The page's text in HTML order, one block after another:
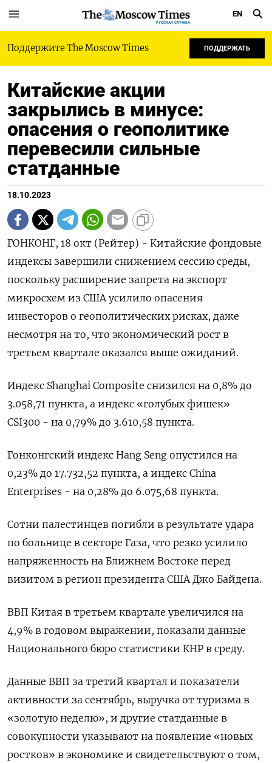
РУССКАЯ СЛУЖБА
EN
Поддержите The Moscow Times ПОДДЕРЖАТЬ
Китайские акции
закрылись в минусе:
опасения о геополитике
перевесили сильные
статданные
18.10.2023
ГОНКОНГ, 18 окт (Рейтер) - Китайские фондовые
индексы завершили снижением сессию среды,
поскольку расширение запрета на экспорт
микросхем из США усилило опасения
инвесторов о геополитических рисках, даже
несмотря на то, что экономический рост в
третьем квартале оказался выше ожиданий.
Индекс Shanghai Composite снизился на 0,8% до
3.058,71 пункта, а индекс «голубых фишек»
CSI300 - на 0,79% до 3.610,58 пункта.
Гонконгский индекс Hang Seng опустился на
0,23% до 17.732,52​ пункта, а индекс China
Enterprises - на 0,28% до 6.075,68 пункта.
Сотни палестинцев погибли в результате удара
по больнице в секторе Газа, что резко усилило
напряженность на Ближнем Востоке перед
визитом в регион президента США Джо Байдена.
ВВП Китая в третьем квартале увеличился на
4,9% в годовом выражении, показали данные
Национального бюро статистики КНР в среду.
Данные ВВП за третий квартал и показатели
активности за сентябрь, выручка от туризма в
«золотую неделю», и другие статданные в
совокупности указывают на появление «новых
ростков» в экономике и свидетельствуют о том,